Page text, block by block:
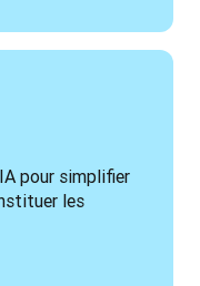
pour simplifier
les